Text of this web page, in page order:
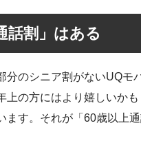
話割」はある
分のシニア割がないUQモ
上の方にはより嬉しいかも
ます。それが「60歳以上通